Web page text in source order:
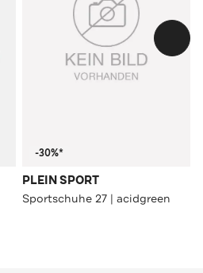
-30%*
PLEIN SPORT
Sportschuhe 27 | acidgreen